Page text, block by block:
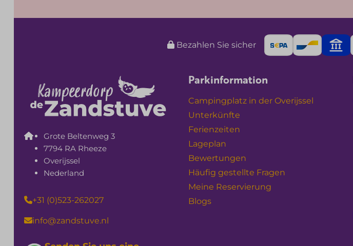
Bezahlen Sie sicher
Grote Beltenweg 3
7794 RA Rheeze
Overijssel
Nederland
+31 (0)523-262027
info@zandstuve.nl
Parkinformation
Campingplatz in der Overijssel
Unterkünfte
Ferienzeiten
Lageplan
Bewertungen
Häufig gestellte Fragen
Meine Reservierung
Blogs